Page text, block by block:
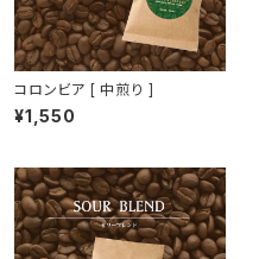
コロンビア [ 中煎り ]
¥1,550